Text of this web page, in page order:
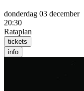
donderdag 03 december
20:30
Rataplan
tickets
info